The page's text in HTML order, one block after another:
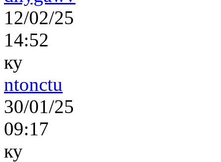
12/02/25
14:52
ку
ntonctu
30/01/25
09:17
ку